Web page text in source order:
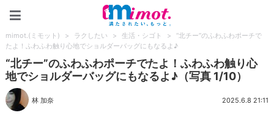
mimot.(ミモット) > ラクしたい > 生活・シゴト >
“北チー”のふわふわポーチで
たよ！ふわふわ触り心地でショルダーバッグにもなるよ♪
“北チー”のふわふわポーチでたよ！ふわふわ触り心
地でショルダーバッグにもなるよ♪（写真 1/10）
林 加奈 2025.6.8 21:11